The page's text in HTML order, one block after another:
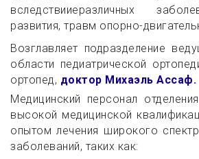
вследствииеразличных
развития, травм опорно-
Возглавляет подразделение
области педиатрической
ортопед, доктор Михаэль Ассаф.
Медицинский персонал
высокой медицинской
опытом лечения широкого
заболеваний, таких как: